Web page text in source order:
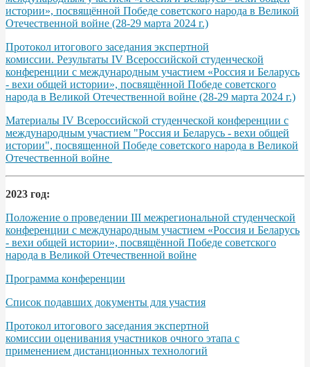
истории», посвящённой Победе советского народа в Великой
Отечественной войне (28-29 марта 2024 г.)
Протокол итогового заседания экспертной
комиссии. Результаты IV Всероссийской студенческой
конференции с международным участием «Россия и Беларусь
- вехи общей истории», посвящённой Победе советского
народа в Великой Отечественной войне (28-29 марта 2024 г.)
Материалы IV Всероссийской студенческой конференции с
международным участием "Россия и Беларусь - вехи общей
истории", посвященной Победе советского народа в Великой
Отечественной войне
2023 год:
Положение о проведении III межрегиональной студенческой
конференции с международным участием «Россия и Беларусь
- вехи общей истории», посвящённой Победе советского
народа в Великой Отечественной войне
Программа конференции
Список подавших документы для участия
Протокол итогового заседания экспертной
комиссии оценивания участников очного этапа с
применением дистанционных технологий